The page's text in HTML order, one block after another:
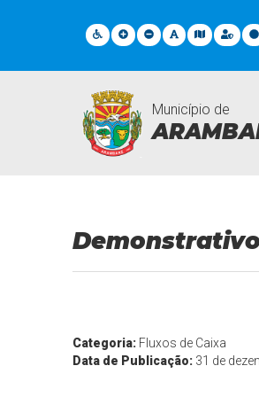
Município de
Legislações
Categoria: Fluxos de Caixa
Data de Publicação: 31 de